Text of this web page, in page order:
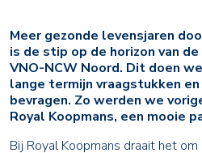
Meer gezonde levensjaren
is de stip op de horizon van
VNO-NCW Noord. Dit doen
lange termijn vraagstukken
bevragen. Zo werden we
Royal Koopmans, een mooie
Bij Royal Koopmans draait het